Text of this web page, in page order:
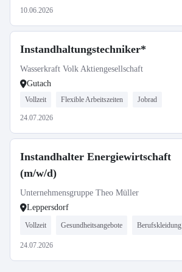
10.06.2026
Instandhaltungstechniker*
Wasserkraft Volk Aktiengesellschaft
Gutach
Vollzeit Flexible Arbeitszeiten Jobrad
24.07.2026
Instandhalter Energiewirtschaft
(m/w/d)
Unternehmensgruppe Theo Müller
Leppersdorf
Vollzeit Gesundheitsangebote Berufskleidung
24.07.2026